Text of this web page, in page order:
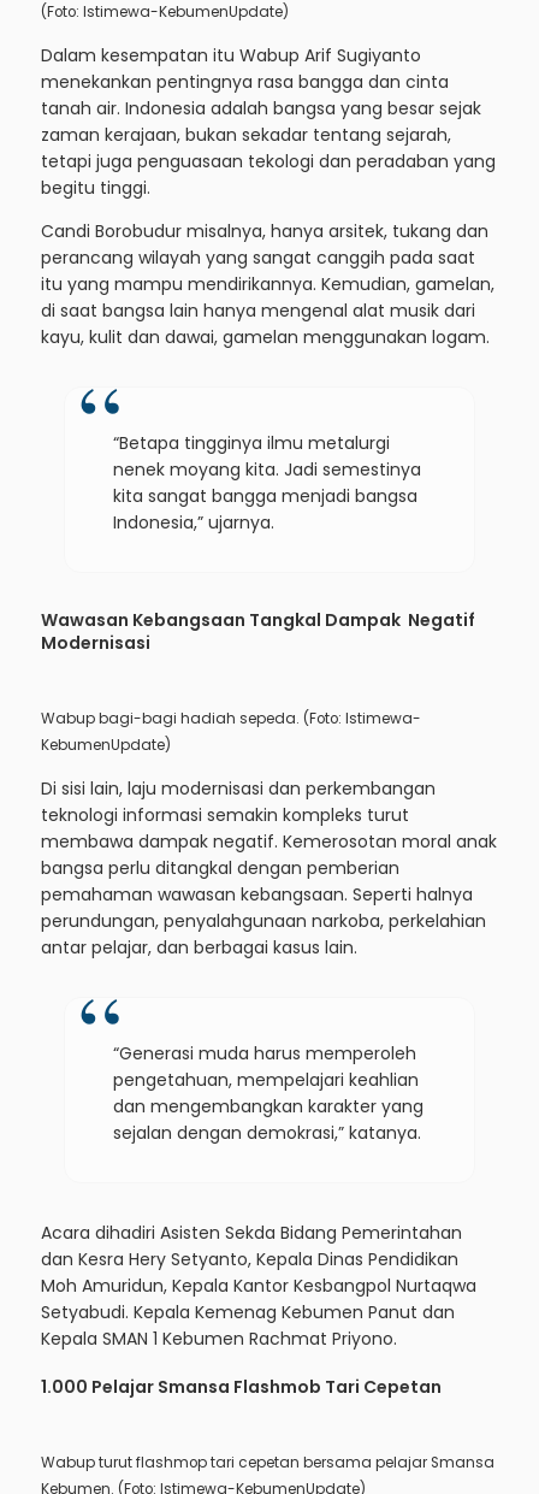
(Foto: Istimewa-KebumenUpdate)
Dalam kesempatan itu Wabup Arif Sugiyanto
menekankan pentingnya rasa bangga dan cinta
tanah air. Indonesia adalah bangsa yang besar sejak
zaman kerajaan, bukan sekadar tentang sejarah,
tetapi juga penguasaan tekologi dan peradaban yang
begitu tinggi.
Candi Borobudur misalnya, hanya arsitek, tukang dan
perancang wilayah yang sangat canggih pada saat
itu yang mampu mendirikannya. Kemudian, gamelan,
di saat bangsa lain hanya mengenal alat musik dari
kayu, kulit dan dawai, gamelan menggunakan logam.
“Betapa tingginya ilmu metalurgi
nenek moyang kita. Jadi semestinya
kita sangat bangga menjadi bangsa
Indonesia,” ujarnya.
Wawasan Kebangsaan Tangkal Dampak Negatif
Modernisasi
Wabup bagi-bagi hadiah sepeda. (Foto: Istimewa-
KebumenUpdate)
Di sisi lain, laju modernisasi dan perkembangan
teknologi informasi semakin kompleks turut
membawa dampak negatif. Kemerosotan moral anak
bangsa perlu ditangkal dengan pemberian
pemahaman wawasan kebangsaan. Seperti halnya
perundungan, penyalahgunaan narkoba, perkelahian
antar pelajar, dan berbagai kasus lain.
“Generasi muda harus memperoleh
pengetahuan, mempelajari keahlian
dan mengembangkan karakter yang
sejalan dengan demokrasi,” katanya.
Acara dihadiri Asisten Sekda Bidang Pemerintahan
dan Kesra Hery Setyanto, Kepala Dinas Pendidikan
Moh Amuridun, Kepala Kantor Kesbangpol Nurtaqwa
Setyabudi. Kepala Kemenag Kebumen Panut dan
Kepala SMAN 1 Kebumen Rachmat Priyono.
1.000 Pelajar Smansa Flashmob Tari Cepetan
Wabup turut flashmop tari cepetan bersama pelajar Smansa
Kebumen. (Foto: Istimewa-KebumenUpdate)